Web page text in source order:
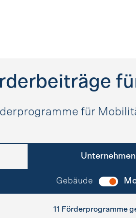
für
Unternehmen
Gebäude
11 Förderprogramme